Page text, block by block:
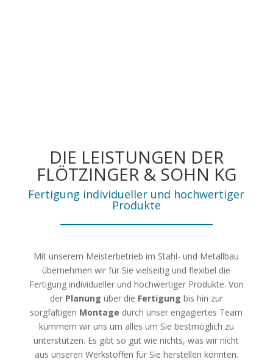
DIE LEISTUNGEN DER
FLÖTZINGER & SOHN KG
Fertigung individueller und hochwertiger
Produkte
Mit unserem Meisterbetrieb im Stahl- und Metallbau
übernehmen wir für Sie vielseitig und flexibel die
Fertigung individueller und hochwertiger Produkte. Von
der Planung über die Fertigung bis hin zur
sorgfältigen Montage durch unser engagiertes Team
kümmern wir uns um alles um Sie bestmöglich zu
unterstützen. Es gibt so gut wie nichts, was wir nicht
aus unseren Werkstoffen für Sie herstellen könnten.